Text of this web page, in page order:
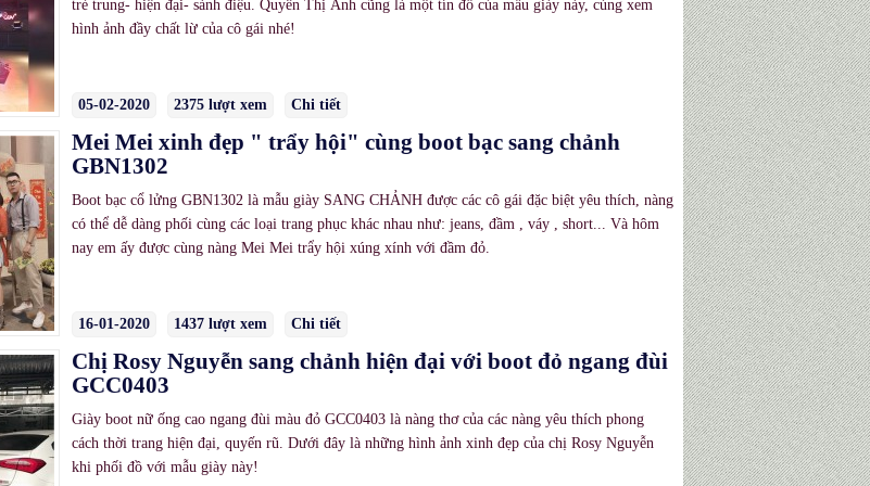
trẻ trung- hiện đại- sành điệu. Quyên Thị Ánh cũng là một tín đồ của mẫu giày này, cùng xem
hình ảnh đầy chất lừ của cô gái nhé!
05-02-2020 2375 lượt xem Chi tiết
Mei Mei xinh đẹp " trẩy hội" cùng boot bạc sang chảnh
GBN1302
Boot bạc cổ lửng GBN1302 là mẫu giày SANG CHẢNH được các cô gái đặc biệt yêu thích, nàng
có thể dễ dàng phối cùng các loại trang phục khác nhau như: jeans, đầm , váy , short... Và hôm
nay em ấy được cùng nàng Mei Mei trẩy hội xúng xính với đầm đỏ.
16-01-2020 1437 lượt xem Chi tiết
Chị Rosy Nguyễn sang chảnh hiện đại với boot đỏ ngang đùi
GCC0403
Giày boot nữ ống cao ngang đùi màu đỏ GCC0403 là nàng thơ của các nàng yêu thích phong
cách thời trang hiện đại, quyến rũ. Dưới đây là những hình ảnh xinh đẹp của chị Rosy Nguyễn
khi phối đồ với mẫu giày này!